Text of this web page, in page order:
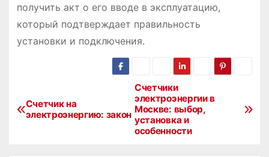
получить акт о его вводе в эксплуатацию,
который подтверждает правильность
установки и подключения.
Н
а
Счетчики
электроэнергии в
Москве: выбор,
установка и
особенности
Счетчик на
электроэнергию: закон